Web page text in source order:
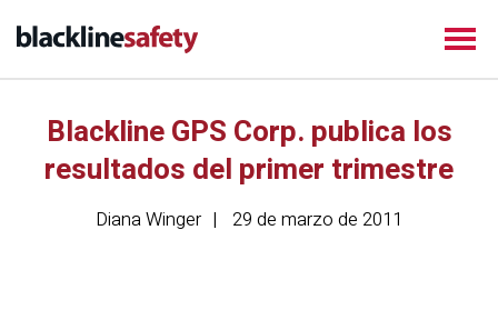
Blackline GPS Corp. publica los
resultados del primer trimestre
Diana Winger 29 de marzo de 2011